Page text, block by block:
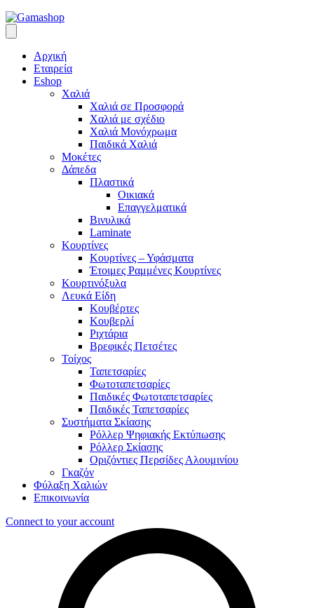
Αρχική
Εταιρεία
Eshop
Χαλιά
Χαλιά σε Προσφορά
Χαλιά με σχέδιο
Χαλιά Μονόχρωμα
Παιδικά Χαλιά
Μοκέτες
Δάπεδα
Πλαστικά
Οικιακά
Επαγγελματικά
Βινυλικά
Laminate
Κουρτίνες
Κουρτίνες – Υφάσματα
Έτοιμες Ραμμένες Κουρτίνες
Κουρτινόξυλα
Λευκά Είδη
Κουβέρτες
Κουβερλί
Ριχτάρια
Βρεφικές Πετσέτες
Τοίχος
Ταπετσαρίες
Φωτοταπετσαρίες
Παιδικές Φωτοταπετσαρίες
Παιδικές Ταπετσαρίες
Συστήματα Σκίασης
Ρόλλερ Ψηφιακής Εκτύπωσης
Ρόλλερ Σκίασης
Οριζόντιες Περσίδες Αλουμινίου
Γκαζόν
Φύλαξη Χαλιών
Επικοινωνία
Connect to your account